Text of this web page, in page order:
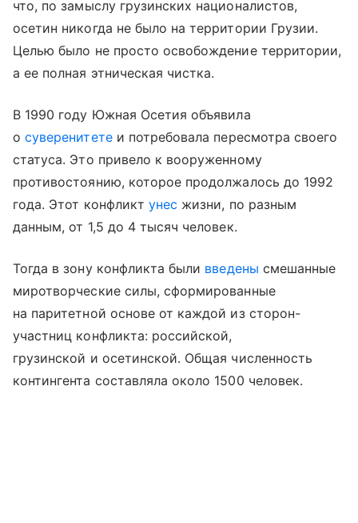
что, по замыслу грузинских националистов,
осетин никогда не было на территории Грузии.
Целью было не просто освобождение территории,
а ее полная этническая чистка.
В 1990 году Южная Осетия объявила
осуверенитетеи потребовала пересмотра своего
статуса. Это привело к вооруженному
противостоянию, которое продолжалось до 1992
года. Этот конфликт унес жизни, по разным
данным, от 1,5 до 4 тысяч человек.
Тогда в зону конфликта были введены смешанные
миротворческие силы, сформированные
на паритетной основе от каждой из сторон-
участниц конфликта: российской,
грузинской и осетинской. Общая численность
контингента составляла около 1500 человек.